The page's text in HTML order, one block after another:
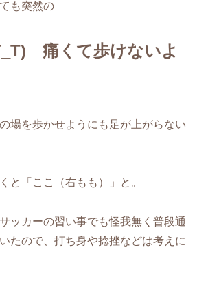
も突然の
痛くて歩けないよ
場を歩かせようにも足が上がらない
と「ここ（右もも）」と。
ッカーの習い事でも怪我無く普段通
たので、打ち身や捻挫などは考えに